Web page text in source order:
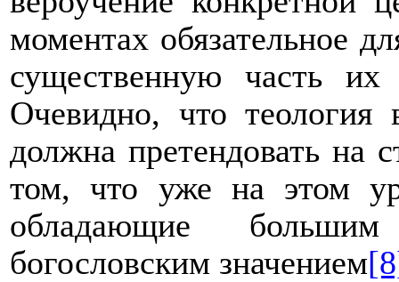
моментах обязательное
существенную часть их
Очевидно, что
должна претендовать на
том, что уже на этом
обладающие
богословским значением